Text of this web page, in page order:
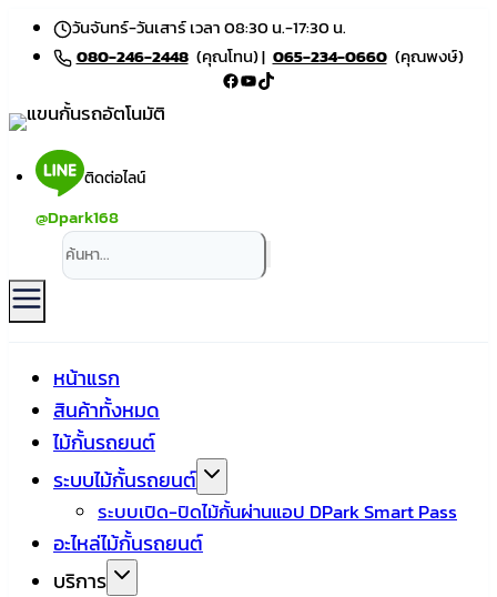
Skip
วันจันทร์-วันเสาร์ เวลา 08:30 น.-17:30 น.
080-246-2448 (คุณโทน) | 065-234-0660 (คุณพงษ์)
Facebook
YouTube
TikTok
ติดต่อไลน์
@Dpark168
หน้าแรก
สินค้าทั้งหมด
ไม้กั้นรถยนต์
ระบบไม้กั้นรถยนต์
ระบบเปิด-ปิดไม้กั้นผ่านแอป DPark Smart Pass
อะไหล่ไม้กั้นรถยนต์
บริการ